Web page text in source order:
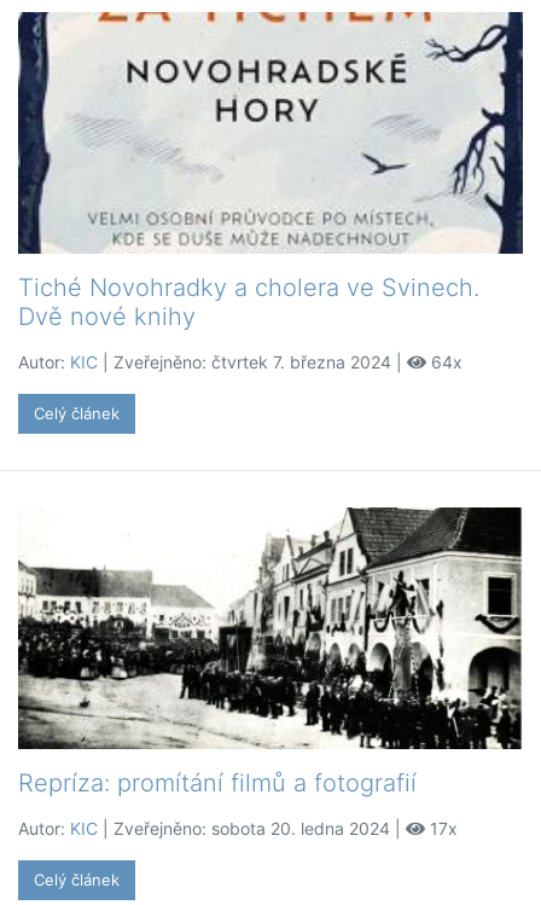
Tiché Novohradky a cholera ve Svinech.
Dvě nové knihy
Autor: KIC | Zveřejněno: čtvrtek 7. března 2024 | 64x
Celý článek
Repríza: promítání filmů a fotografií
Autor: KIC | Zveřejněno: sobota 20. ledna 2024 | 17x
Celý článek